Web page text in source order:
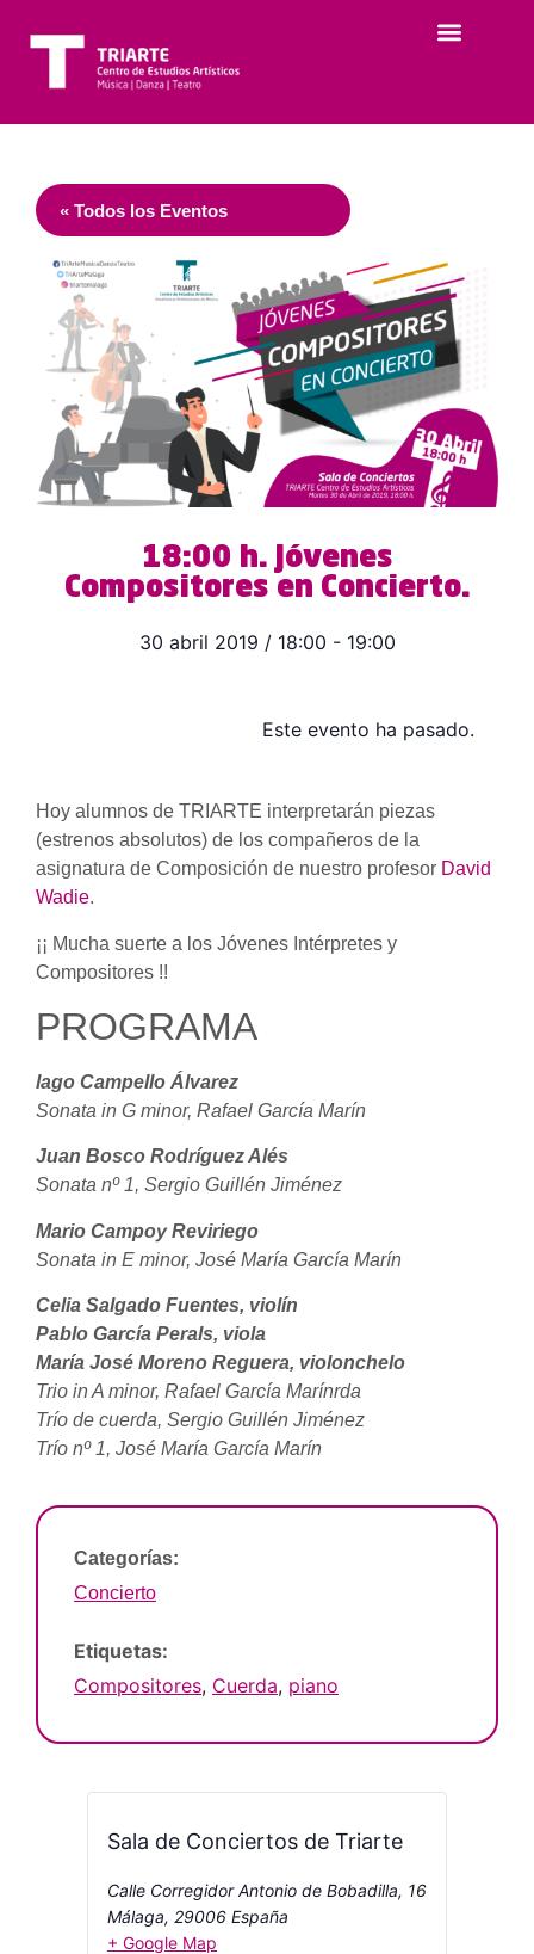
« Todos los Eventos
18:00 h. Jóvenes
Compositores en Concierto.
30 abril 2019 / 18:00 - 19:00
Este evento ha pasado.
Hoy alumnos de TRIARTE interpretarán piezas
(estrenos absolutos) de los compañeros de la
asignatura de Composición de nuestro profesor David
Wadie.
¡¡ Mucha suerte a los Jóvenes Intérpretes y
Compositores !!
PROGRAMA
lago Campello Álvarez
Sonata in G minor, Rafael García Marín
Juan Bosco Rodríguez Alés
Sonata nº 1, Sergio Guillén Jiménez
Mario Campoy Reviriego
Sonata in E minor, José María García Marín
Celia Salgado Fuentes, violín
Pablo García Perals, viola
María José Moreno Reguera, violonchelo
Trio in A minor, Rafael García Marínrda
Trío de cuerda, Sergio Guillén Jiménez
Trío nº 1, José María García Marín
Categorías:
Concierto
Etiquetas:
Compositores, Cuerda, piano
Sala de Conciertos de Triarte
Calle Corregidor Antonio de Bobadilla, 16
Málaga, 29006 España
+ Google Map